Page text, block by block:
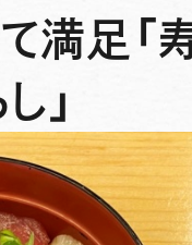
満足「
」